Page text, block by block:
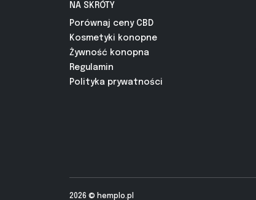
NA SKRÓTY
Porównaj ceny CBD
Kosmetyki konopne
Żywność konopna
Regulamin
Polityka prywatności
2026 © hemplo.pl